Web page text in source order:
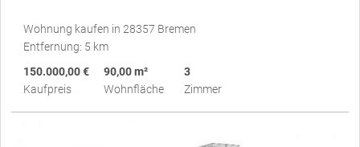
Wohnung kaufen in 28357 Bremen
Entfernung: 5 km
150.000,00 €
Kaufpreis
90,00 m²
Wohnfläche
3
Zimmer